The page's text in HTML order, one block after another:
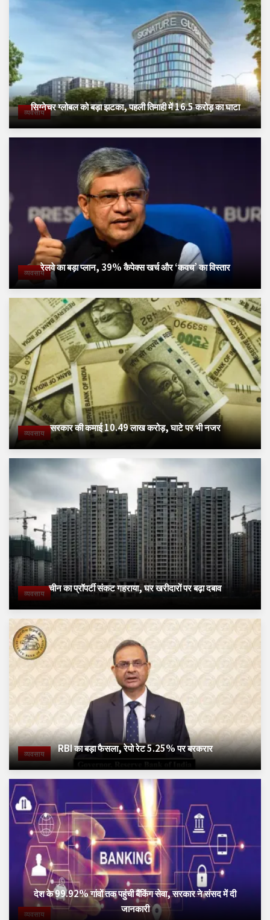
व्यवसाय
सिग्नेचर ग्लोबल को बड़ा झटका, पहली तिमाही में 16.5 करोड़ का घाटा
व्यवसायरेलवे का बड़ा प्लान, 39% कैपेक्स खर्च और ‘कवच’ का विस्तार
व्यवसाय सरकार की कमाई 10.49 लाख करोड़, घाटे पर भी नजर
व्यवसाय चीन का प्रॉपर्टी संकट गहराया, घर खरीदारों पर बढ़ा दबाव
व्यवसाय RBI का बड़ा फैसला, रेपो रेट 5.25% पर बरकरार
व्यवसाय
देश के 99.92% गांवों तक पहुंची बैंकिंग सेवा, सरकार ने संसद में दी
जानकारी